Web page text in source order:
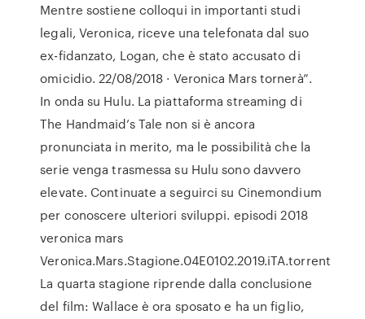
Mentre sostiene colloqui in importanti studi
legali, Veronica, riceve una telefonata dal suo
ex-fidanzato, Logan, che è stato accusato di
omicidio. 22/08/2018 · Veronica Mars tornerà”.
In onda su Hulu. La piattaforma streaming di
The Handmaid’s Tale non si è ancora
pronunciata in merito, ma le possibilità che la
serie venga trasmessa su Hulu sono davvero
elevate. Continuate a seguirci su Cinemondium
per conoscere ulteriori sviluppi. episodi 2018
veronica mars
Veronica.Mars.Stagione.04E0102.2019.iTA.torrent
La quarta stagione riprende dalla conclusione
del film: Wallace è ora sposato e ha un figlio,